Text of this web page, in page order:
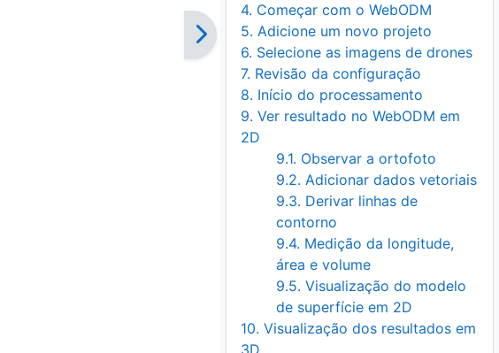
4. Começar com o WebODM
5. Adicione um novo projeto
6. Selecione as imagens de drones
7. Revisão da configuração
8. Início do processamento
9. Ver resultado no WebODM em
2D
9.1. Observar a ortofoto
9.2. Adicionar dados vetoriais
9.3. Derivar linhas de
contorno
9.4. Medição da longitude,
área e volume
9.5. Visualização do modelo
de superfície em 2D
10. Visualização dos resultados em